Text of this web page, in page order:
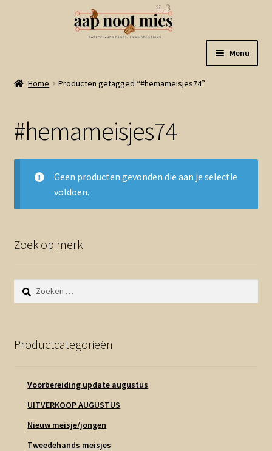
naar
de
Menu
Welkom
Mijn account
Winkelmand
Linkjes
Home Producten getagged “#hemameisjes74”
#hemameisjes74
Geen producten gevonden die aan je selectie
voldoen.
Zoek op merk
Zoeken
naar:
Productcategorieën
Voorbereiding update augustus
UITVERKOOP AUGUSTUS
Nieuw meisje/jongen
Tweedehands meisjes